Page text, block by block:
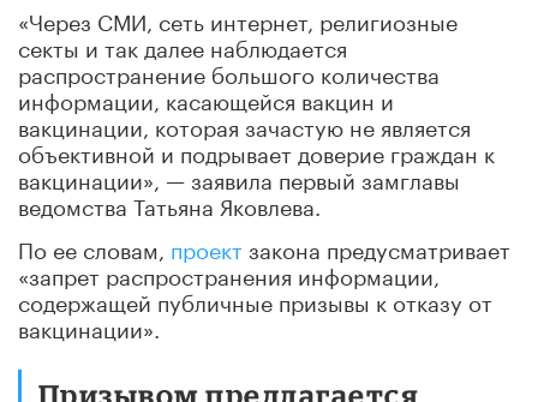
«Через СМИ, сеть интернет, религиозные
секты и так далее наблюдается
распространение большого количества
информации, касающейся вакцин и
вакцинации, которая зачастую не является
объективной и подрывает доверие граждан к
вакцинации», — заявила первый замглавы
ведомства Татьяна Яковлева.
По ее словам, проектзакона предусматривает
«запрет распространения информации,
содержащей публичные призывы к отказу от
вакцинации».
Призывом предлагается